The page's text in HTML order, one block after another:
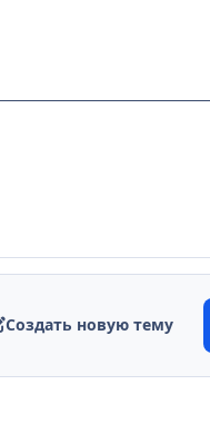
Создать новую тему